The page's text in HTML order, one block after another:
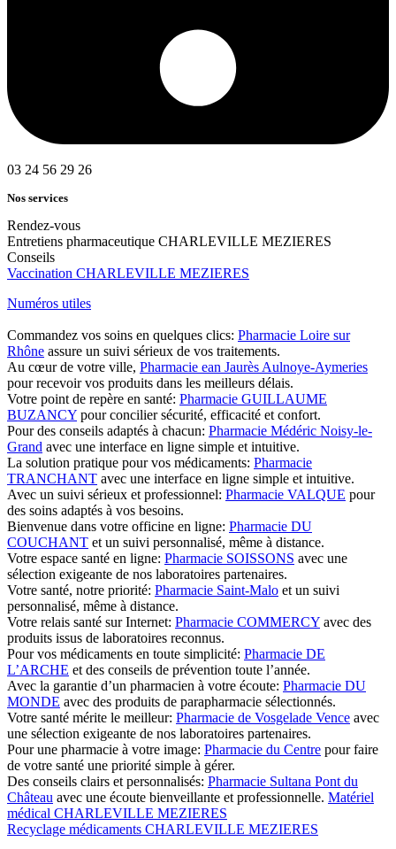
03 24 56 29 26
Nos services
Rendez-vous
Entretiens pharmaceutique CHARLEVILLE MEZIERES
Conseils
Vaccination CHARLEVILLE MEZIERES
Numéros utiles
Commandez vos soins en quelques clics: Pharmacie Loire sur
Rhône assure un suivi sérieux de vos traitements.
Au cœur de votre ville, Pharmacie ean Jaurès Aulnoye-Aymeries
pour recevoir vos produits dans les meilleurs délais.
Votre point de repère en santé: Pharmacie GUILLAUME
BUZANCY pour concilier sécurité, efficacité et confort.
Pour des conseils adaptés à chacun: Pharmacie Médéric Noisy-le-
Grand avec une interface en ligne simple et intuitive.
La solution pratique pour vos médicaments: Pharmacie
TRANCHANT avec une interface en ligne simple et intuitive.
Avec un suivi sérieux et professionnel: Pharmacie VALQUE pour
des soins adaptés à vos besoins.
Bienvenue dans votre officine en ligne: Pharmacie DU
COUCHANT et un suivi personnalisé, même à distance.
Votre espace santé en ligne: Pharmacie SOISSONS avec une
sélection exigeante de nos laboratoires partenaires.
Votre santé, notre priorité: Pharmacie Saint-Malo et un suivi
personnalisé, même à distance.
Votre relais santé sur Internet: Pharmacie COMMERCY avec des
produits issus de laboratoires reconnus.
Pour vos médicaments en toute simplicité: Pharmacie DE
L’ARCHE et des conseils de prévention toute l’année.
Avec la garantie d’un pharmacien à votre écoute: Pharmacie DU
MONDE avec des produits de parapharmacie sélectionnés.
Votre santé mérite le meilleur: Pharmacie de Vosgelade Vence avec
une sélection exigeante de nos laboratoires partenaires.
Pour une pharmacie à votre image: Pharmacie du Centre pour faire
de votre santé une priorité simple à gérer.
Des conseils clairs et personnalisés: Pharmacie Sultana Pont du
Château avec une écoute bienveillante et professionnelle. Matériel
médical CHARLEVILLE MEZIERES
Recyclage médicaments CHARLEVILLE MEZIERES